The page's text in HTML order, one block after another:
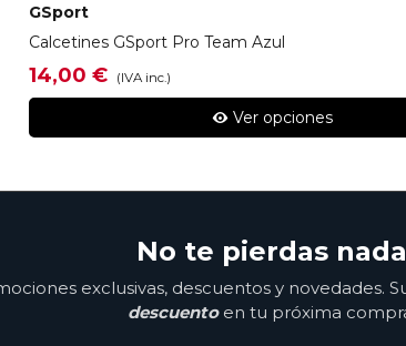
GSport
Calcetines GSport Pro Team Azul
14,00 € (IVA inc.)
Ver opciones
No te pierdas nada
exclusivas, descuentos y novedades.
descuentoen tu próxima